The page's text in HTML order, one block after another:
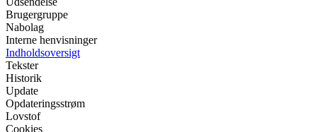
Brugergruppe
Nabolag
Interne henvisninger
Indholdsoversigt
Tekster
Historik
Update
Opdateringsstrøm
Lovstof
Cookies